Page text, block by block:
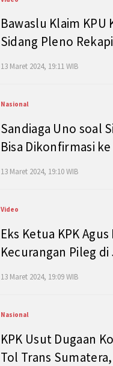
Bawaslu Klaim
Sidang Pleno
13 Maret 2024, 19:11 WIB
Nasional
Sandiaga Uno soal
Bisa Dikonfirmasi
13 Maret 2024, 19:10 WIB
Video
Eks Ketua KPK
Kecurangan Pileg
13 Maret 2024, 19:09 WIB
Nasional
KPK Usut Dugaan
Tol Trans